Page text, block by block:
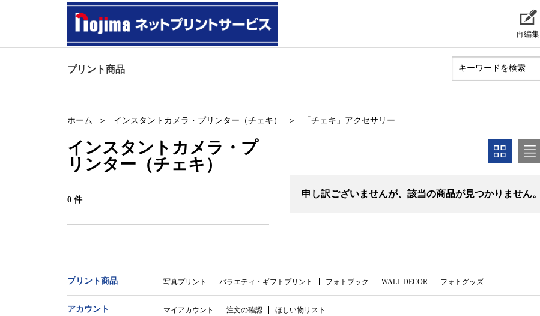
再編集
プリント商品
ホーム インスタントカメラ・プリンター（チェキ） 「チェキ」アクセサリー
インスタントカメラ・プ
リンター（チェキ）
0 件
申し訳ございませんが、該当の商品が見つかりません。
プリント商品 写真プリント バラエティ・ギフトプリント フォトブック WALL DECOR フォトグッズ
アカウント マイアカウント 注文の確認 ほしい物リスト